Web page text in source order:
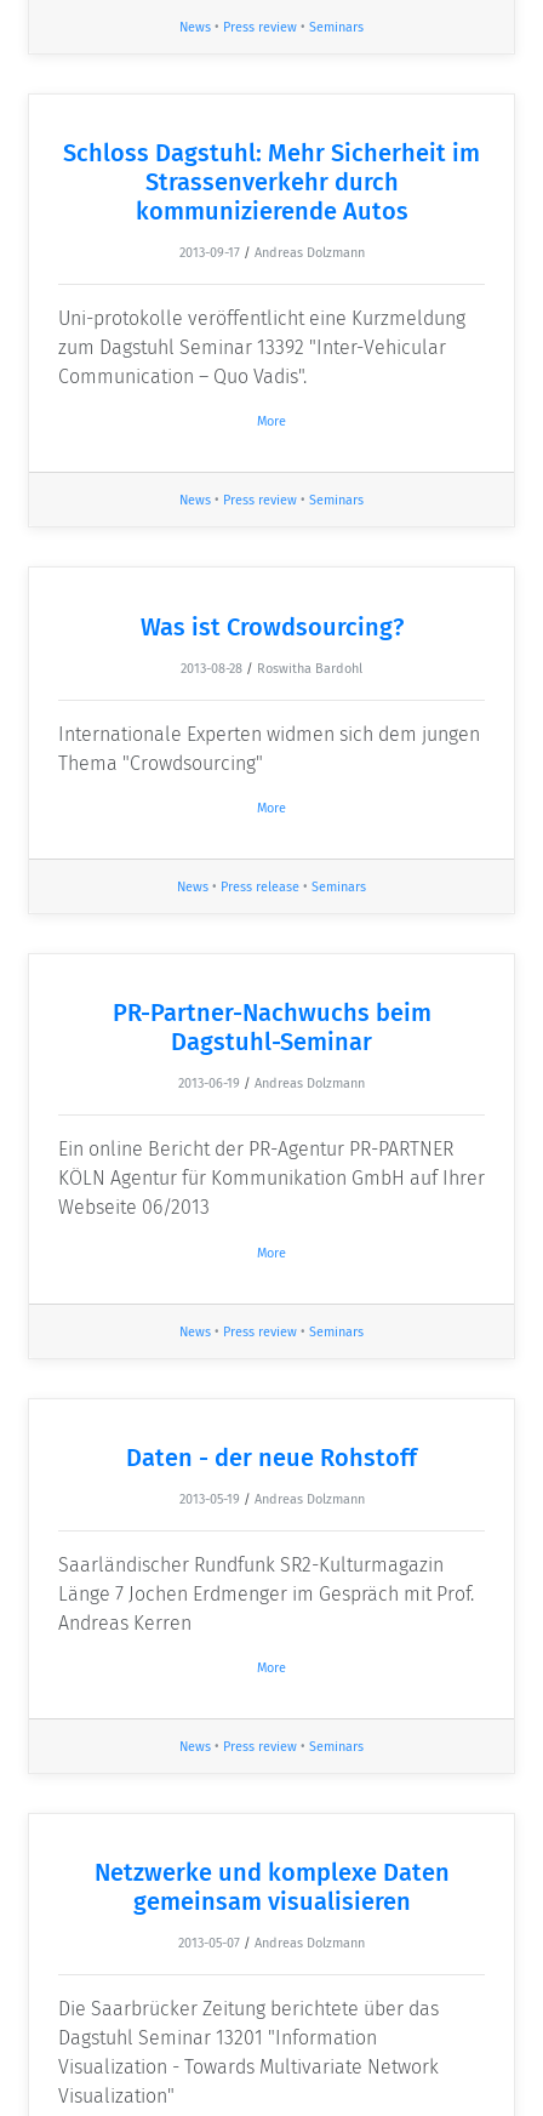
News • Press review • Seminars
Schloss Dagstuhl: Mehr Sicherheit im
Strassenverkehr durch
kommunizierende Autos
2013-09-17 / Andreas Dolzmann
Uni-protokolle veröffentlicht eine Kurzmeldung
zum Dagstuhl Seminar 13392 "Inter-Vehicular
Communication – Quo Vadis".
More
News • Press review • Seminars
Was ist Crowdsourcing?
2013-08-28 / Roswitha Bardohl
Internationale Experten widmen sich dem jungen
Thema "Crowdsourcing"
More
News • Press release • Seminars
PR-Partner-Nachwuchs beim
Dagstuhl-Seminar
2013-06-19 / Andreas Dolzmann
Ein online Bericht der PR-Agentur PR-PARTNER
KÖLN Agentur für Kommunikation GmbH auf Ihrer
Webseite 06/2013
More
News • Press review • Seminars
Daten - der neue Rohstoff
2013-05-19 / Andreas Dolzmann
Saarländischer Rundfunk SR2-Kulturmagazin
Länge 7 Jochen Erdmenger im Gespräch mit Prof.
Andreas Kerren
More
News • Press review • Seminars
Netzwerke und komplexe Daten
gemeinsam visualisieren
2013-05-07 / Andreas Dolzmann
Die Saarbrücker Zeitung berichtete über das
Dagstuhl Seminar 13201 "Information
Visualization - Towards Multivariate Network
Visualization"